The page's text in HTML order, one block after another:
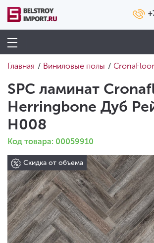
Главная / Виниловые полы / CronaFloor
SPC ламинат
Herringbone Дуб
H008
Код товара: 00059910
Скидка от объема